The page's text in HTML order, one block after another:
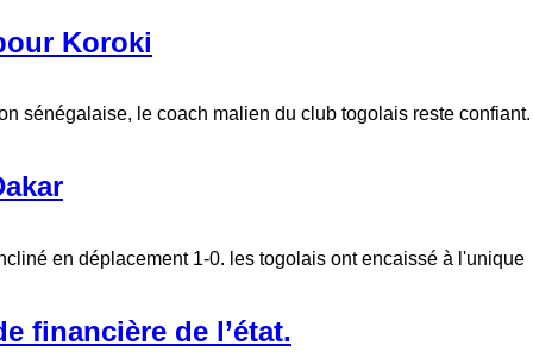
Koroki
sénégalaise, le coach malien du club togolais reste confiant.
en déplacement 1-0. les togolais ont encaissé à l'unique
financière de l’état.